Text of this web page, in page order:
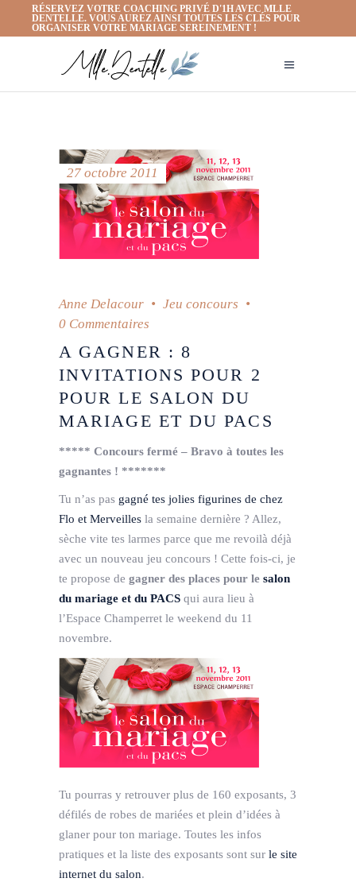
RÉSERVEZ VOTRE COACHING PRIVÉ D'1H AVEC MLLE
DENTELLE. VOUS AUREZ AINSI TOUTES LES CLÉS POUR
ORGANISER VOTRE MARIAGE SEREINEMENT !
27 octobre 2011
Anne Delacour
Jeu concours
0 Commentaires
A GAGNER : 8
INVITATIONS POUR 2
POUR LE SALON DU
MARIAGE ET DU PACS
***** Concours fermé – Bravo à toutes les
gagnantes ! *******
Tu n’as pas gagné tes jolies figurines de chez
Flo et Merveilles la semaine dernière ? Allez,
sèche vite tes larmes parce que me revoilà déjà
avec un nouveau jeu concours ! Cette fois-ci, je
te propose de gagner des places pour le salon
du mariage et du PACS qui aura lieu à
l’Espace Champerret le weekend du 11
novembre.
Tu pourras y retrouver plus de 160 exposants, 3
défilés de robes de mariées et plein d’idées à
glaner pour ton mariage. Toutes les infos
pratiques et la liste des exposants sont sur le site
internet du salon.